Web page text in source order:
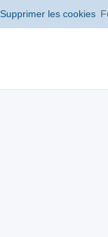
Supprimer les cookies